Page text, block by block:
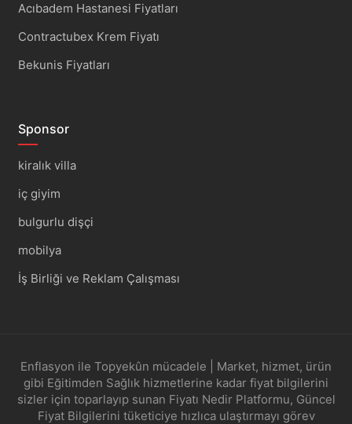
Acıbadem Hastanesi Fiyatları
Contractubex Krem Fiyatı
Bekunis Fiyatları
Sponsor
kiralık villa
iç giyim
bulgurlu dişçi
mobilya
İş Birliği ve Reklam Çalışması
Enflasyon ile Topyekûn mücadele | Market, hizmet, ürün
gibi Eğitimden Sağlık hizmetlerine kadar fiyat bilgilerini
sizler için toparlayıp sunan Fiyatı Nedir Platformu, Güncel
Fiyat Bilgilerini tüketiciye hızlıca ulaştırmayı görev